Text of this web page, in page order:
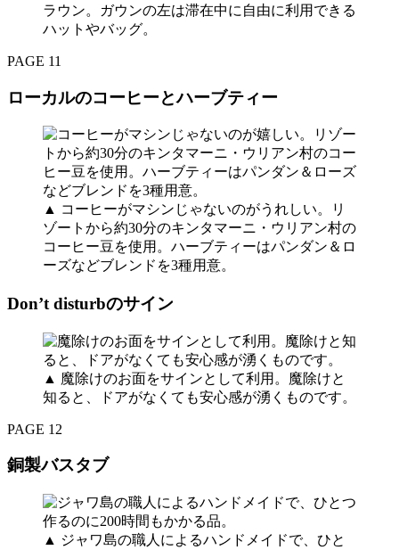
ラウン。ガウンの左は滞在中に自由に利用できる
ハットやバッグ。
PAGE 11
ローカルのコーヒーとハーブティー
▲ コーヒーがマシンじゃないのがうれしい。リ
ゾートから約30分のキンタマーニ・ウリアン村の
コーヒー豆を使用。ハーブティーはパンダン＆ロ
ーズなどブレンドを3種用意。
Don’t disturbのサイン
▲ 魔除けのお面をサインとして利用。魔除けと
知ると、ドアがなくても安心感が湧くものです。
PAGE 12
銅製バスタブ
▲ ジャワ島の職人によるハンドメイドで、ひと